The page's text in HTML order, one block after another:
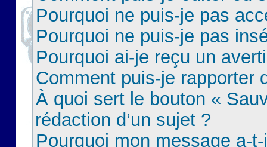
Pourquoi ne puis-je pas
Pourquoi ne puis-je pas
Pourquoi ai-je reçu un
Comment puis-je rapporter
À quoi sert le bouton «
rédaction d’un sujet ?
Pourquoi mon message a-